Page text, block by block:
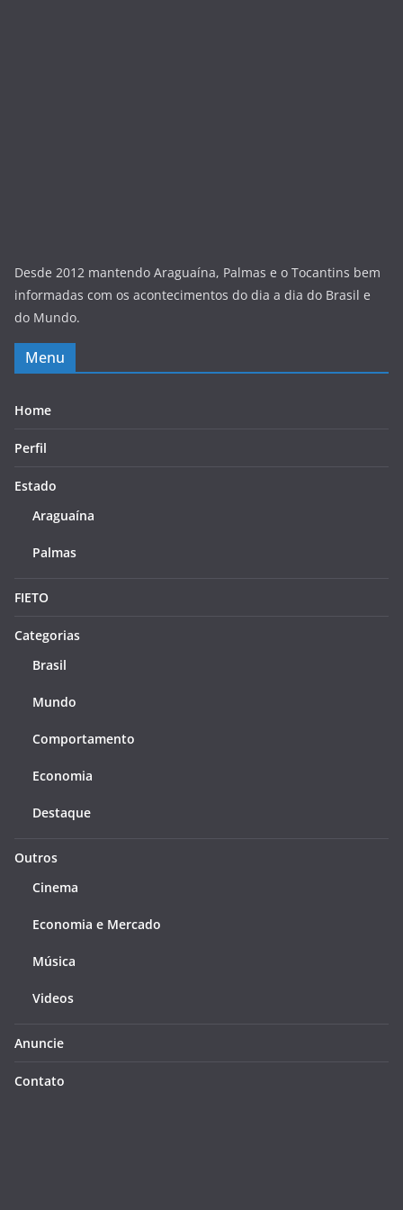
Desde 2012 mantendo Araguaína, Palmas e o Tocantins bem
informadas com os acontecimentos do dia a dia do Brasil e
do Mundo.
Menu
Home
Perfil
Estado
Araguaína
Palmas
FIETO
Categorias
Brasil
Mundo
Comportamento
Economia
Destaque
Outros
Cinema
Economia e Mercado
Música
Videos
Anuncie
Contato